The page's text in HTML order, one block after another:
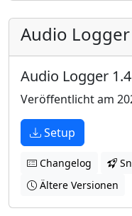
Audio Logger
Audio Logger
Veröffentlicht am
Setup
Changelog
Ältere Versionen